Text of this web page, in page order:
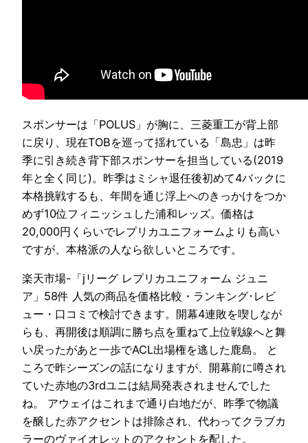
スポンサーは「POLUS」が胸に、三菱重工が背上部
に戻り、現在TOBを巡って揺れている「島忠」は昨
季に引き続き背下部スポンサーを担当している(2019
年と全く同じ)。昨季はミシャ退任後初めて4バックに
本格挑戦するも、年間を通じ浮上へのきっかけをつか
めず10位フィニッシュした浦和レッズ。価格は
20,000円くらいでレプリカユニフォームよりも高い
ですが、本格派の人なら欲しいところです。
楽天市場-「jリーグ レプリカユニフォーム ジュニ
ア」58件 人気の商品を価格比較・ランキング･レビ
ュー・口コミで検討できます。開幕4連敗を喫しなが
らも、再開後は順調に勝ち点を重ねて上位戦線へと舞
い戻ったがあと一歩でACL出場権を逃した鹿島。 と
ころで昨シーズンの話になりますが、開幕前に噂され
ていた赤地の3rdユニは結局発表されませんでした
ね。 アウェイはこれまで通り白地だが、昨季で物議
を醸した赤アクセントは排除され、代わってクラブカ
ラーのヴァイオレットのアクセントを配した。